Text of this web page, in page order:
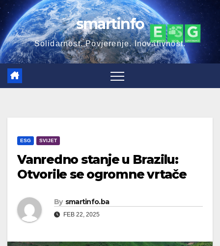
Skip
to
content
smartinfo
Solidarnost. Povjerenje. Inovativnost.
ESG SVIJET
Vanredno stanje u Brazilu:
Otvorile se ogromne vrtače
By smartinfo.ba
FEB 22, 2025